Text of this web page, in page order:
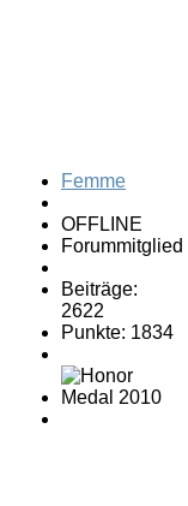
Femme
OFFLINE
Forummitglied
Beiträge:
2622
Punkte: 1834